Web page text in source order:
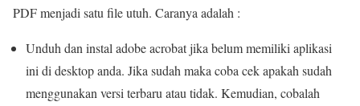
PDF menjadi satu file utuh. Caranya adalah :
Unduh dan instal adobe acrobat jika belum memiliki aplikasi
ini di desktop anda. Jika sudah maka coba cek apakah sudah
menggunakan versi terbaru atau tidak. Kemudian, cobalah